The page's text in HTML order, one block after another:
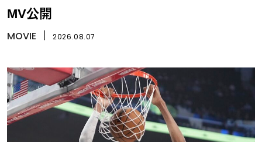
MV公開
MOVIE 2026.08.07